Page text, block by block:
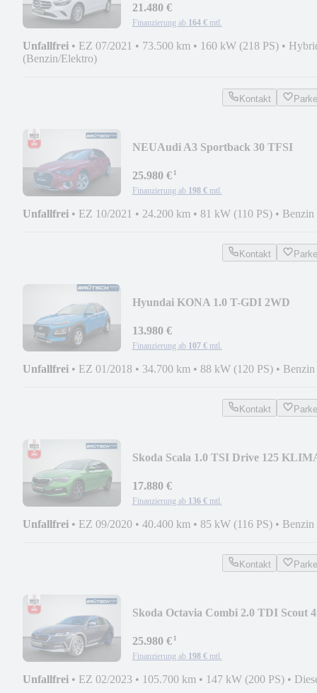
KAMERA
21.480 €
Finanzierung ab 164 € mtl.
Unfallfrei • EZ 07/2021 • 73.500 km • 160 kW (218 PS) •
(Benzin/Elektro)
Kontakt
NEUAudi A3 Sportback 30 TFSI
25.980 €¹
Finanzierung ab 198 € mtl.
Unfallfrei • EZ 10/2021 • 24.200 km • 81 kW (110 PS) • Benzin
Kontakt
Hyundai KONA 1.0 T-GDI 2WD
13.980 €
Finanzierung ab 107 € mtl.
Unfallfrei • EZ 01/2018 • 34.700 km • 88 kW (120 PS) • Benzin
Kontakt
Skoda Scala 1.0 TSI Drive 125
17.880 €
Finanzierung ab 136 € mtl.
Unfallfrei • EZ 09/2020 • 40.400 km • 85 kW (116 PS) • Benzin
Kontakt
Skoda Octavia Combi 2.0 TDI Scout
25.980 €¹
Finanzierung ab 198 € mtl.
Unfallfrei • EZ 02/2023 • 105.700 km • 147 kW (200 PS) •